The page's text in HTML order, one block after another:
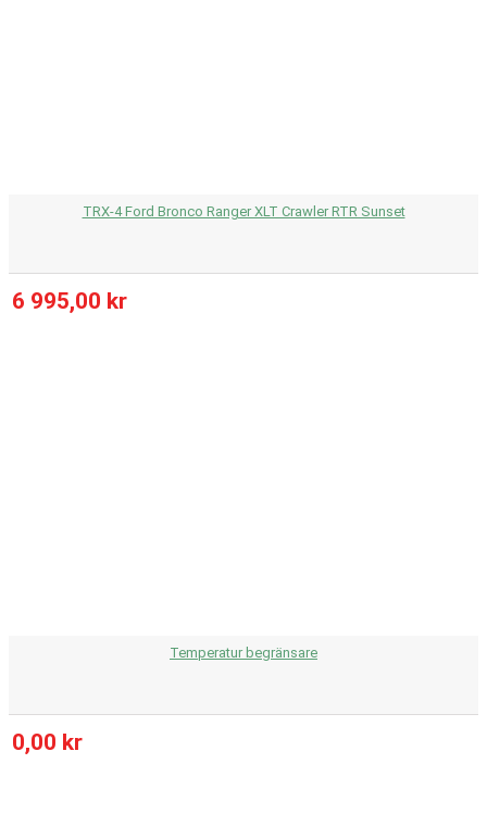
TRX-4 Ford Bronco Ranger XLT Crawler RTR Sunset
6 995,00 kr
Temperatur begränsare
0,00 kr